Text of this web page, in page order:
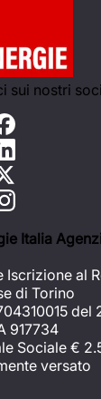
sui nostri
Italia
Iscrizione al
di Torino
del
917734
Sociale €
versato